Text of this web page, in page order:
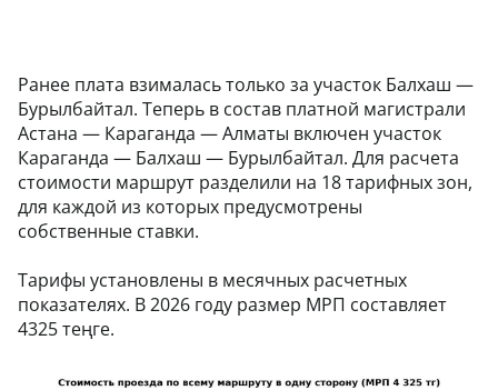
Ранее плата взималась только за участок Балхаш —
Бурылбайтал. Теперь в состав платной магистрали
Астана — Караганда — Алматы включен участок
Караганда — Балхаш — Бурылбайтал. Для расчета
стоимости маршрут разделили на 18 тарифных зон,
для каждой из которых предусмотрены
собственные ставки.
Тарифы установлены в месячных расчетных
показателях. В 2026 году размер МРП составляет
4325 теңге.